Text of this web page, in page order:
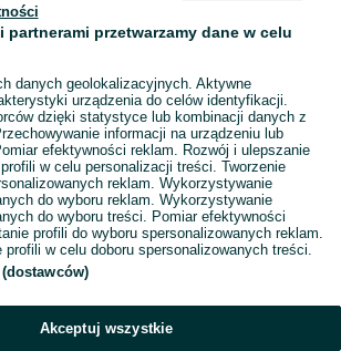
partnerami przetwarzamy dane w celu
danych geolokalizacyjnych. Aktywne
urządzenia do celów identyfikacji.
dzięki statystyce lub kombinacji danych z
informacji na urządzeniu lub
efektywności reklam. Rozwój i ulepszanie
profili w celu personalizacji treści. Tworzenie
reklam. Wykorzystywanie
do wyboru reklam. Wykorzystywanie
do wyboru treści. Pomiar efektywności
profili do wyboru spersonalizowanych reklam.
profili w celu doboru spersonalizowanych treści.
Akceptuj wszystkie